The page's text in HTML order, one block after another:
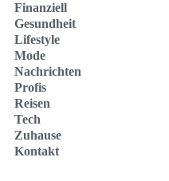
Finanziell
Gesundheit
Lifestyle
Mode
Nachrichten
Profis
Reisen
Tech
Zuhause
Kontakt